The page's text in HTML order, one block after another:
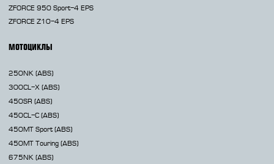
ZFORCE 950 Sport-4 EPS
ZFORCE Z10-4 EPS
МОТОЦИКЛЫ
250NK (ABS)
300CL-X (ABS)
450SR (ABS)
450CL-C (ABS)
450MT Sport (ABS)
450MT Touring (ABS)
675NK (ABS)